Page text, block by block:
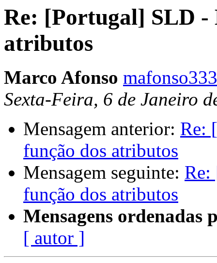
Re: [Portugal] SLD -
atributos
Marco Afonso
Sexta-Feira, 6 de Janeiro
Mensagem anterior: Re:
função dos atributos
Mensagem seguinte:
função dos atributos
Mensagens ordenadas
[ autor ]